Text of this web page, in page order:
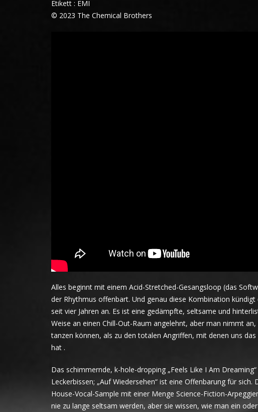
Etikett : EMI
© 2023 The Chemical Brothers
Alles beginnt mit einem Acid-Stretched-Gesangsloop (das
der Rhythmus offenbart. Und genau diese Kombination
seit vier Jahren an. Es ist eine gedämpfte, seltsame und
Weise an einen Chill-Out-Raum angelehnt, aber man nimmt
tanzen können, als zu den totalen Angriffen, mit denen uns
hat .
Das schimmernde, k-hole-dropping „Feels Like I Am
Leckerbissen; „Auf Wiedersehen“ ist eine Offenbarung für
House-Vocal-Sample mit einer Menge Science-Fiction-
nie zu lange seltsam werden, aber sie wissen, wie man ein